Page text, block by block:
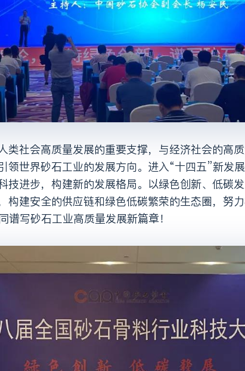
领世界砂石工业的发展方向。进入“十四五”新发
技进步，构建新的发展格局。以绿色创新、低碳
构建安全的供应链和绿色低碳繁荣的生态圈，努
写砂石工业高质量发展新篇章！